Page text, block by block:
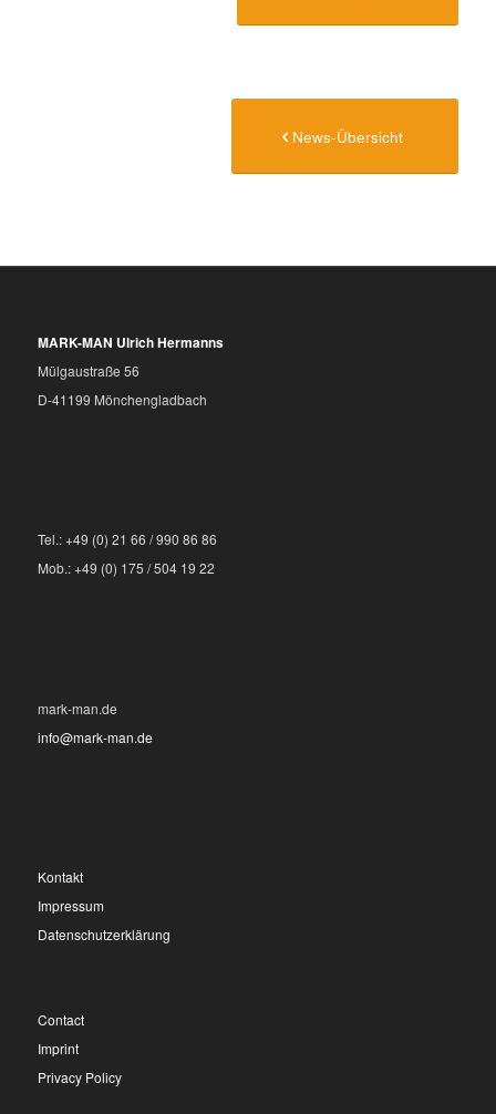
News-Übersicht
MARK-MAN Ulrich Hermanns
Mülgaustraße 56
D-41199 Mönchengladbach
Tel.: +49 (0) 21 66 / 990 86 86
Mob.: +49 (0) 175 / 504 19 22
mark-man.de
info@mark-man.de
Kontakt
Impressum
Datenschutzerklärung
Contact
Imprint
Privacy Policy